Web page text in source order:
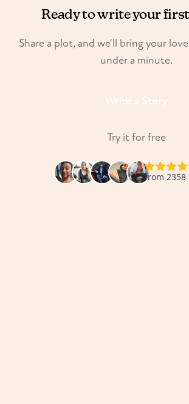
Ready to write your
Share a plot, and we'll bring your
under a minute.
Write a Story
Try it for free